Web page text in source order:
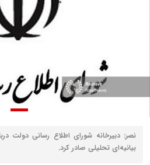
نصر: دبیرخانه شورای اطلاع رسانی دولت
بیانیه‌ای تحلیلی صادر کرد.